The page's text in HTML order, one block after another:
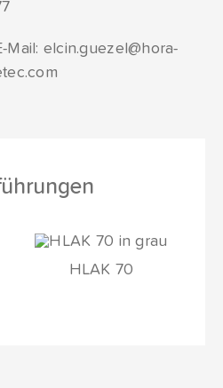
Mail: elcin.guezel@hora-
HLAK 70